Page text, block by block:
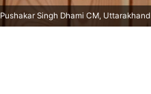
Pushakar Singh Dhami CM, Uttarakhand